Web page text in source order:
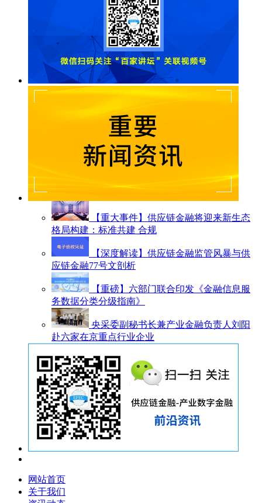
【重大事件】供应链金融将迎来新生态
格局构建：标准共建 合规
【深度解读】供应链金融监管风暴与供
应链金融77号文剖析
【重磅】六部门联合印发《金融信息服
务数据分类分级指南》
央采委副秘书长兼产业金融负责人刘阳
赴六家在京重点行业企业
网站首页
关于我们